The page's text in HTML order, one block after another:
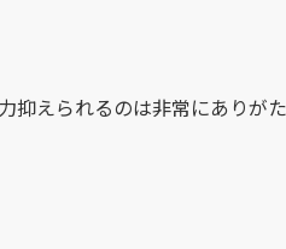
えられるのは非常にありがた